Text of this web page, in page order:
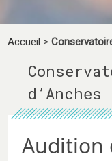
Accueil >
d’Anches
Audition